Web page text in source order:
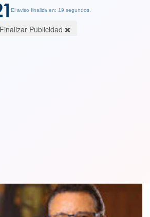
El aviso finaliza en: 19 segundos.
Finalizar Publicidad